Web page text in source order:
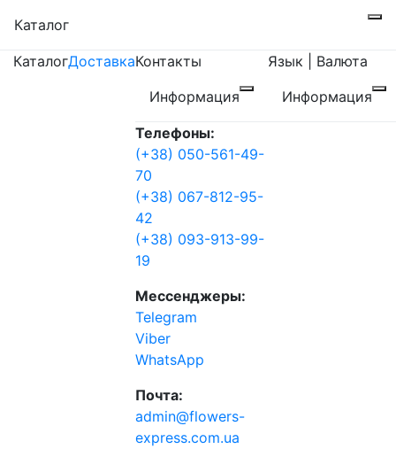
Каталог
КаталогДоставкаКонтакты
Информация
Телефоны:
(+38) 050-561-49-
70
(+38) 067-812-95-
42
(+38) 093-913-99-
19
Мессенджеры:
Telegram
Viber
WhatsApp
Почта:
admin@flowers-
express.com.ua
Язык | Валюта
Информация